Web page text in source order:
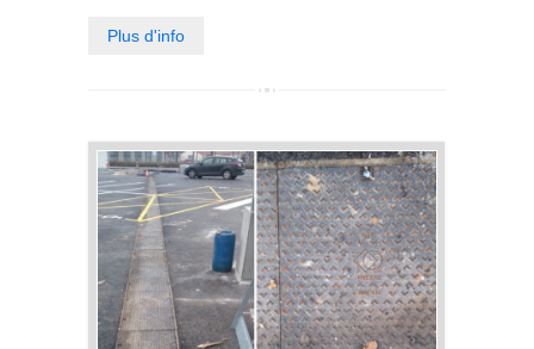
Plus d'info